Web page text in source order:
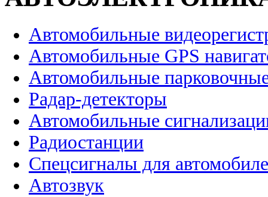
Автомобильные
Автомобильные GPS
Автомобильные
Радар-детекторы
Автомобильные
Радиостанции
Спецсигналы для
Автозвук